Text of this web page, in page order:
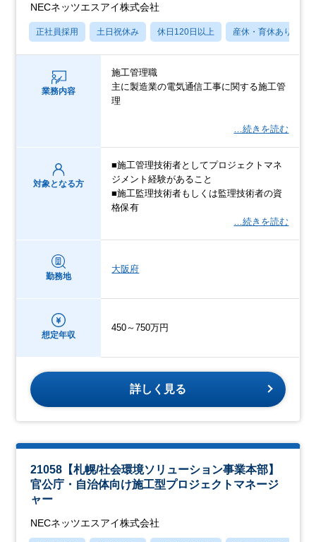
NECネッツエスアイ株式会社
正社員採用 土日祝休み 休日120日以上 産休・育休あり
業務内容
施工管理職
主に製造業の電気通信工事に関する施工管
理
…続きを読む
対象となる方
■施工管理技術者としてプロジェクトマネ
ジメント経験があること
■施工監理技術者もしくは監理技術者の資
格保有
…続きを読む
勤務地
大阪府
想定年収
450～750万円
詳しく見る
21058【札幌/社会環境ソリューション事業本部】
官公庁・自治体向け施工型プロジェクトマネージ
ャー
NECネッツエスアイ株式会社